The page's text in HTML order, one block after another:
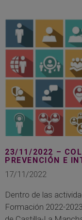
23/11/2022 –
PREVENCIÓN E
17/11/2022
Dentro de las
Formación 2022-